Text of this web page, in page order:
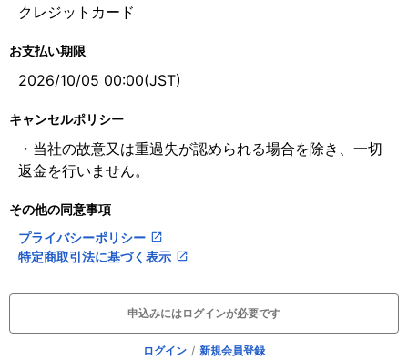
クレジットカード
お支払い期限
2026/10/05 00:00(JST)
キャンセルポリシー
・当社の故意又は重過失が認められる場合を除き、一切
返金を行いません。
その他の同意事項
プライバシーポリシー open_in_new
特定商取引法に基づく表示 open_in_new
申込みにはログインが必要です
ログイン / 新規会員登録